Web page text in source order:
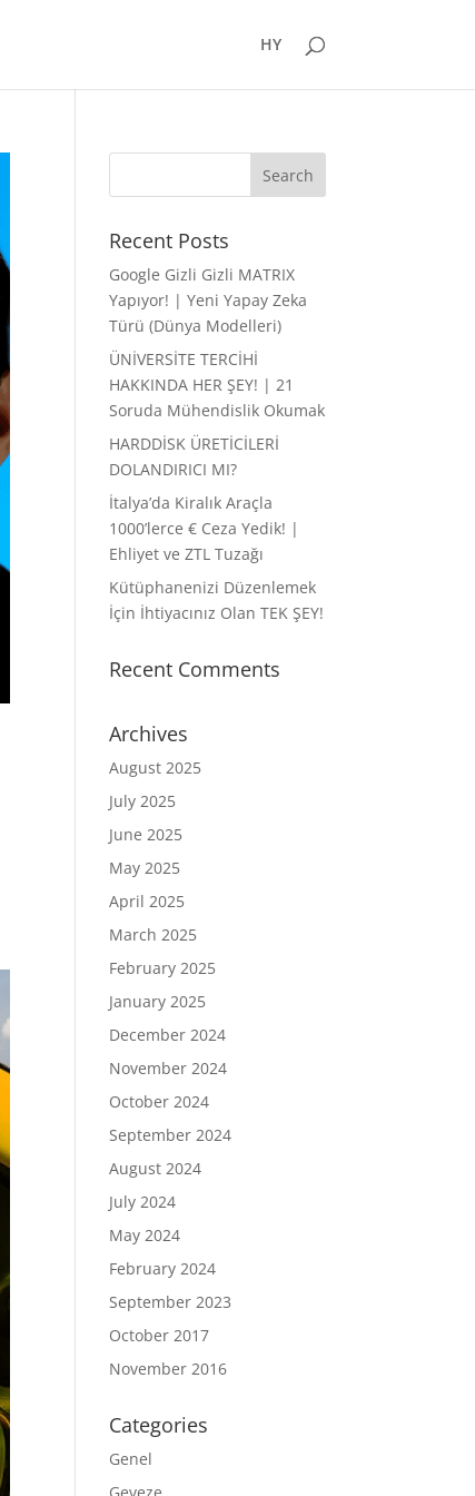
HY
Recent Posts
Google Gizli Gizli MATRIX
Yapıyor! | Yeni Yapay Zeka
Türü (Dünya Modelleri)
ÜNİVERSİTE TERCİHİ
HAKKINDA HER ŞEY! | 21
Soruda Mühendislik Okumak
HARDDİSK ÜRETİCİLERİ
DOLANDIRICI MI?
İtalya’da Kiralık Araçla
1000’lerce € Ceza Yedik! |
Ehliyet ve ZTL Tuzağı
Kütüphanenizi Düzenlemek
İçin İhtiyacınız Olan TEK ŞEY!
Recent Comments
Archives
August 2025
July 2025
June 2025
May 2025
April 2025
March 2025
February 2025
January 2025
December 2024
November 2024
October 2024
September 2024
August 2024
July 2024
May 2024
February 2024
September 2023
October 2017
November 2016
Categories
Genel